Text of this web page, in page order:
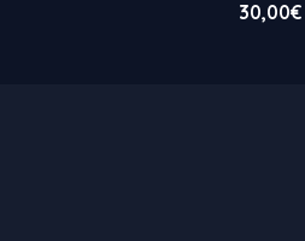
30,00€